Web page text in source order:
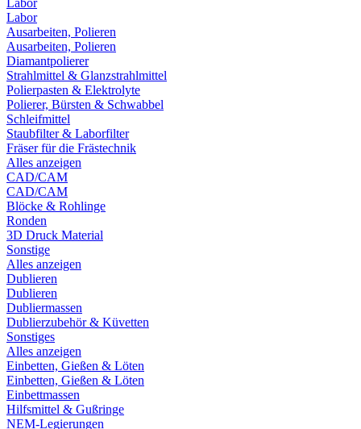
Labor
Labor
Ausarbeiten, Polieren
Ausarbeiten, Polieren
Diamantpolierer
Strahlmittel & Glanzstrahlmittel
Polierpasten & Elektrolyte
Polierer, Bürsten & Schwabbel
Schleifmittel
Staubfilter & Laborfilter
Fräser für die Frästechnik
Alles anzeigen
CAD/CAM
CAD/CAM
Blöcke & Rohlinge
Ronden
3D Druck Material
Sonstige
Alles anzeigen
Dublieren
Dublieren
Dubliermassen
Dublierzubehör & Küvetten
Sonstiges
Alles anzeigen
Einbetten, Gießen & Löten
Einbetten, Gießen & Löten
Einbettmassen
Hilfsmittel & Gußringe
NEM-Legierungen